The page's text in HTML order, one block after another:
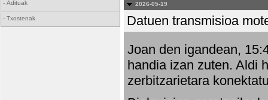
- Adituak
- Txostenak
2026-05-19
Datuen transmisioa
Joan den igandean,
handia izan zuten. Aldi
zerbitzarietara